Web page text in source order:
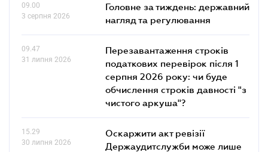
09.00
3 серпня 2026
Головне за тиждень: державний
нагляд та регулювання
09.47
31 липня 2026
Перезавантаження строків
податкових перевірок після 1
серпня 2026 року: чи буде
обчислення строків давності "з
чистого аркуша"?
15.29
30 липня 2026
Оскаржити акт ревізії
Держаудитслужби може лише